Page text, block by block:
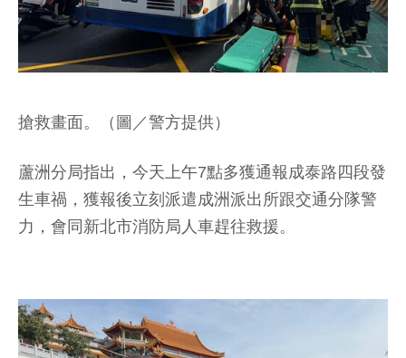
搶救畫面。（圖／警方提供）
蘆洲分局指出，今天上午7點多獲通報成泰路四段發
生車禍，獲報後立刻派遣成洲派出所跟交通分隊警
力，會同新北市消防局人車趕往救援。